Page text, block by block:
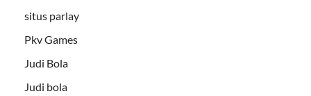
situs parlay
Pkv Games
Judi Bola
Judi bola